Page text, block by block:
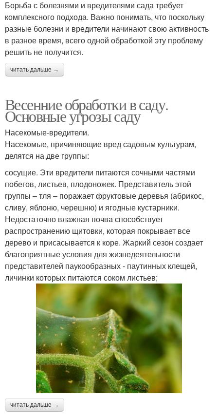
Борьба с болезнями и вредителями сада требует
комплексного подхода. Важно понимать, что поскольку
разные болезни и вредители начинают свою активность
в разное время, всего одной обработкой эту проблему
решить не получится.
читать дальше →
Весенние обработки в саду.
Основные угрозы саду
Насекомые-вредители.
Насекомые, причиняющие вред садовым культурам,
делятся на две группы:
сосущие. Эти вредители питаются сочными частями
побегов, листьев, плодоножек. Представитель этой
группы – тля – поражает фруктовые деревья (абрикос,
сливу, яблоню, черешню) и ягодные кустарники.
Недостаточно влажная почва способствует
распространению щитовки, которая покрывает все
дерево и присасывается к коре. Жаркий сезон создает
благоприятные условия для жизнедеятельности
представителей паукообразных - паутинных клещей,
личинки которых питаются соком листьев;
читать дальше →